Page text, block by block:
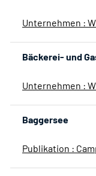
Unternehmen :
Bäckerei- und
Unternehmen :
Baggersee
Publikation :